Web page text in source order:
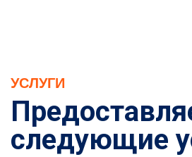
УСЛУГИ
следующие